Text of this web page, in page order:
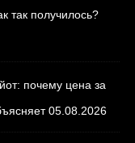
так получилось?
почему цена за
05.08.2026